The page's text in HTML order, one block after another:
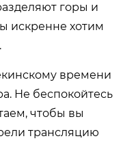
горы и
искренне хотим
времени
Не беспокойтесь
чтобы вы
трансляцию